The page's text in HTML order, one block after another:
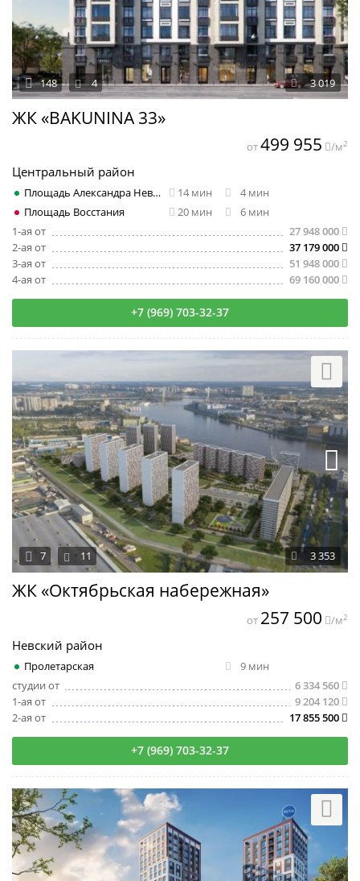
ЖК «BAKUNINA 33»
3 019
148 4
Центральный район
Площадь Александра Невского 14 мин
4 мин
Площадь Восстания
20 мин
6 мин
1-ая от
27 948 000
2-ая от
37 179 000
3-ая от
51 948 000
4-ая от
69 160 000
от499 955 /м2
+7 (969) 703-32-37
ЖК «Октябрьская набережная»
3 353
7 11
Невский район
Пролетарская
9 мин
студии от
6 334 560
1-ая от
9 204 120
2-ая от
17 855 500
от 257 500 /м2
+7 (969) 703-32-37